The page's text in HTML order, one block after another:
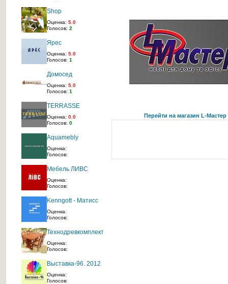
Shop
Оценка: 5.0
Голосов: 2
Ярес
Оценка: 5.0
Голосов: 1
Домосед
Оценка: 5.0
Голосов: 1
TERRASSE
Оценка: 0.0
Голосов: 0
Aquamebly
Оценка:
Голосов:
Мебель ЛИВС
Оценка:
Голосов:
Kenngott - Матисс
Оценка:
Голосов:
Технодревкомплект
Оценка:
Голосов:
Выставка-96. 2012
Оценка:
Голосов:
Перейти на магазин L-Мастер